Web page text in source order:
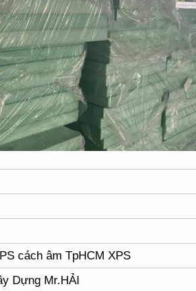
cách âm TpHCM XPS
Dựng Mr.HẢI